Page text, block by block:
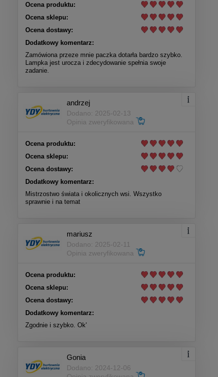
Ocena produktu:
Ocena sklepu:
Ocena dostawy:
Dodatkowy komentarz:
Zamówiona przeze mnie paczka dotarła bardzo szybko.
Lampka jest urocza i zdecydowanie spełnia swoje
zadanie.
andrzej
Dodano: 2025-02-13
Opinia zweryfikowana
Ocena produktu:
Ocena sklepu:
Ocena dostawy:
Dodatkowy komentarz:
Mistrzostwo świata i okolicznych wsi. Wszystko
sprawnie i na temat
mariusz
Dodano: 2025-02-11
Opinia zweryfikowana
Ocena produktu:
Ocena sklepu:
Ocena dostawy:
Dodatkowy komentarz:
Zgodnie i szybko. Ok'
Gonia
Dodano: 2024-12-06